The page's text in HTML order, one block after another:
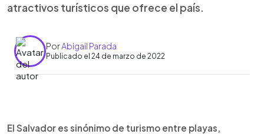
atractivos turísticos que ofrece el país.
PorAbigail Parada
Publicado el 24 de marzo de 2022
Escuchar artículo
El Salvador es sinónimo de turismo entre playas,